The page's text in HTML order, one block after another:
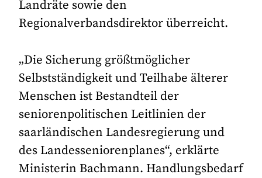
Landräte sowie den
Regionalverbandsdirektor überreicht.
„Die Sicherung größtmöglicher
Selbstständigkeit und Teilhabe älterer
Menschen ist Bestandteil der
seniorenpolitischen Leitlinien der
saarländischen Landesregierung und
des Landesseniorenplanes“, erklärte
Ministerin Bachmann. Handlungsbedarf